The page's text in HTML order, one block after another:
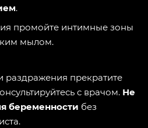
.
промойте интимные зоны
мылом.
раздражения прекратите
с врачом. Не
беременности без